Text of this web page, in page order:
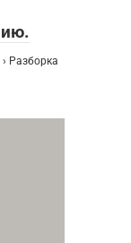
Разборка